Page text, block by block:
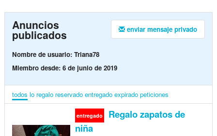
enviar mensaje privado
Anuncios
publicados
Nombre de usuario: Triana78
Miembro desde: 6 de junio de 2019
todos lo regalo reservado entregado expirado peticiones
entregado
Regalo zapatos de
niña